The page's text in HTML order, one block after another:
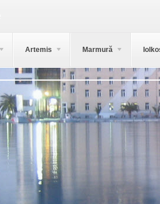
Artemis Marmură